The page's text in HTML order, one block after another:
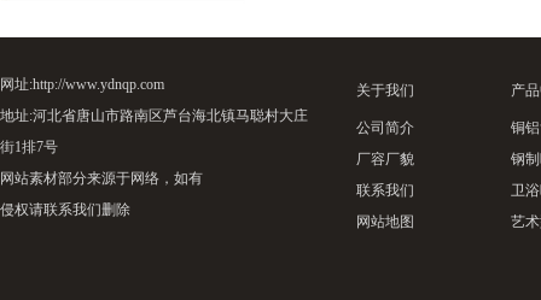
网址:http://www.ydnqp.com
地址:河北省唐山市路南区芦台海北镇马聪村大庄
街1排7号
网站素材部分来源于网络，如有
侵权请联系我们删除
关于我们
公司简介
厂容厂貌
联系我们
网站地图
产
铜
钢
卫
艺